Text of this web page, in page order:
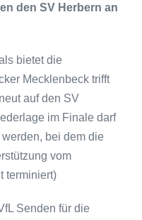
den SV Herbern an
bietet die
Mecklenbeck trifft
auf den SV
im Finale darf
bei dem die
vom
terminiert)
Senden für die